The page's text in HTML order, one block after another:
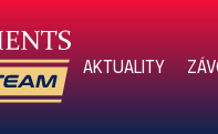
AKTUALITY